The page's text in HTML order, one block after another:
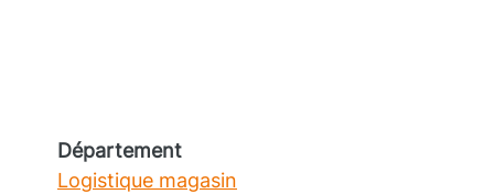
Département
Logistique magasin